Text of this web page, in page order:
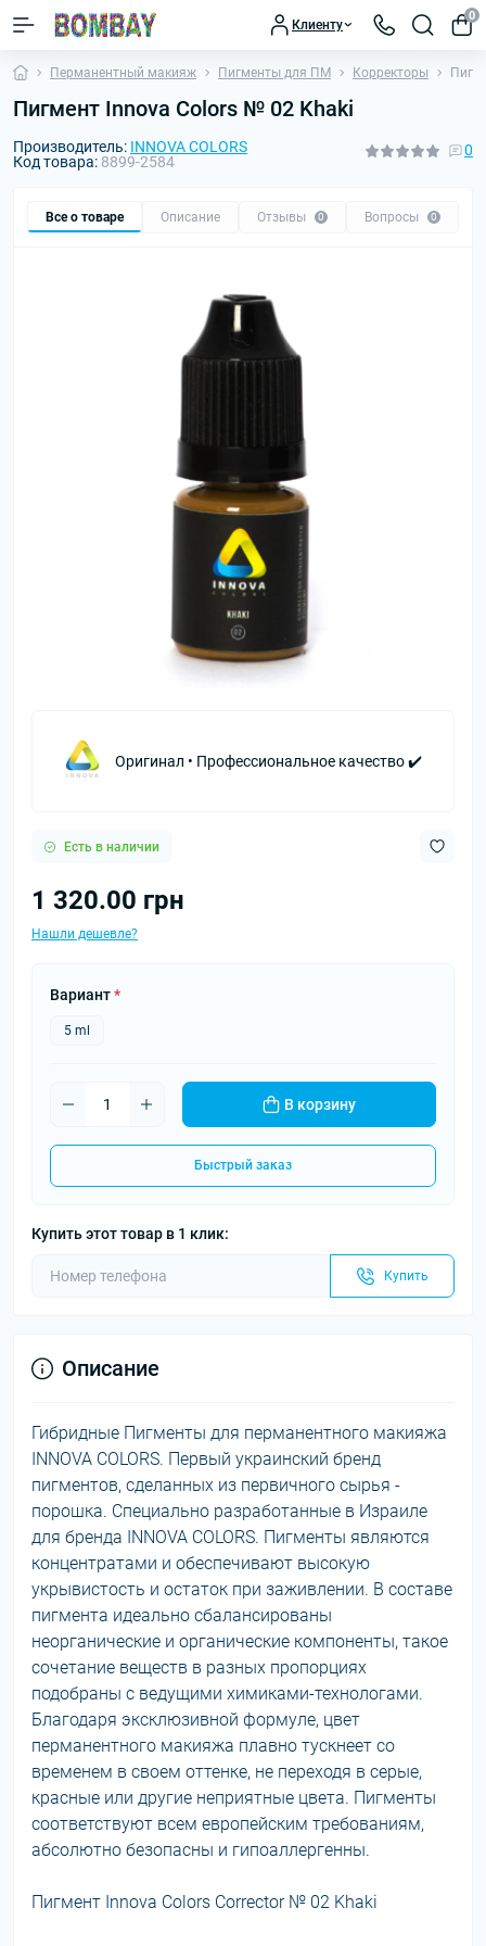
Клиенту
0
Перманентный макияж Пигменты для ПМ Корректоры
Пигмент Innova Colors № 02 Khaki
Производитель: INNOVA COLORS
Код товара: 8899-2584
0
Все о товаре Описание Отзывы 0 Вопросы 0
Оригинал • Профессиональное качество ✔️
Есть в наличии
1 320.00 грн
Нашли дешевле?
Вариант*
5 ml
В корзину
Быстрый заказ
Купить этот товар в 1 клик:
Купить
Описание
Гибридные Пигменты для перманентного макияжа
INNOVA COLORS. Первый украинский бренд
пигментов, сделанных из первичного сырья -
порошка. Специально разработанные в Израиле
для бренда INNOVA COLORS. Пигменты являются
концентратами и обеспечивают высокую
укрывистость и остаток при заживлении. В составе
пигмента идеально сбалансированы
неорганические и органические компоненты, такое
сочетание веществ в разных пропорциях
подобраны с ведущими химиками-технологами.
Благодаря эксклюзивной формуле, цвет
перманентного макияжа плавно тускнеет со
временем в своем оттенке, не переходя в серые,
красные или другие неприятные цвета. Пигменты
соответствуют всем европейским требованиям,
абсолютно безопасны и гипоаллергенны.
Пигмент Innova Colors Corrector № 02 Khaki